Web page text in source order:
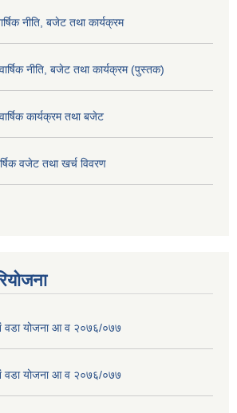
नीति, बजेट तथा कार्यक्रम
नीति, बजेट तथा कार्यक्रम (पुस्तक)
कार्यक्रम तथा बजेट
वजेट तथा खर्च विवरण
वडा योजना आ व २०७६/०७७
वडा योजना आ व २०७६/०७७